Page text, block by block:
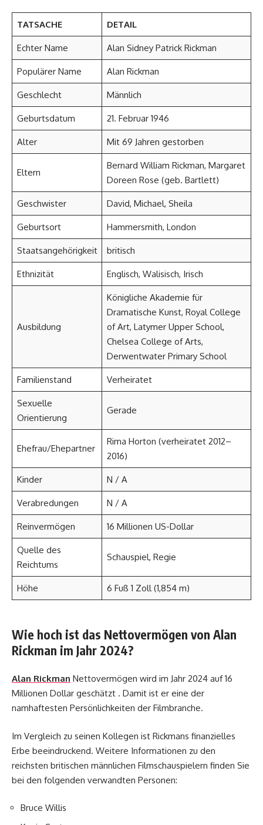
TATSACHE DETAIL
Echter Name Alan Sidney Patrick Rickman
Populärer Name Alan Rickman
Geschlecht Männlich
Geburtsdatum 21. Februar 1946
Alter Mit 69 Jahren gestorben
Eltern
Bernard William Rickman, Margaret
Doreen Rose (geb. Bartlett)
Geschwister David, Michael, Sheila
Geburtsort Hammersmith, London
Staatsangehörigkeit britisch
Ethnizität Englisch, Walisisch, Irisch
Ausbildung
Königliche Akademie für
Dramatische Kunst, Royal College
of Art, Latymer Upper School,
Chelsea College of Arts,
Derwentwater Primary School
Familienstand Verheiratet
Sexuelle
Orientierung
Gerade
Ehefrau/Ehepartner
Rima Horton (verheiratet 2012–
2016)
Kinder N / A
Verabredungen N / A
Reinvermögen 16 Millionen US-Dollar
Quelle des
Reichtums
Schauspiel, Regie
Höhe 6 Fuß 1 Zoll (1,854 m)
Wie hoch ist das Nettovermögen von Alan
Rickman im Jahr 2024?
Alan Rickman Nettovermögen wird im Jahr 2024 auf 16
Millionen Dollar geschätzt . Damit ist er eine der
namhaftesten Persönlichkeiten der Filmbranche.
Im Vergleich zu seinen Kollegen ist Rickmans finanzielles
Erbe beeindruckend. Weitere Informationen zu den
reichsten britischen männlichen Filmschauspielern finden Sie
bei den folgenden verwandten Personen:
Bruce Willis